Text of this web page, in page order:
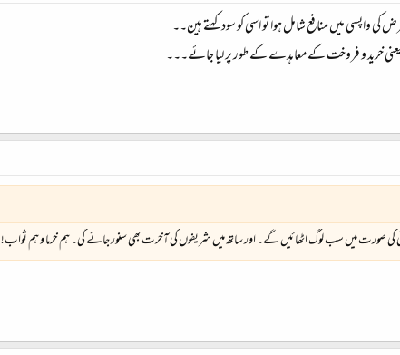
واپسی میں منافع شامل ہوا تو اسی کو سود کہتے ہین۔۔
خرید و فروخت کے معاہدے کے طور پر لیا جائے۔۔۔
صورت میں سب لوگ اٹھائیں گے۔ اور ساتھ میں شریفوں کی آخرت بھی سنور جائے گی۔ ہم خرما و ہم ثواب!